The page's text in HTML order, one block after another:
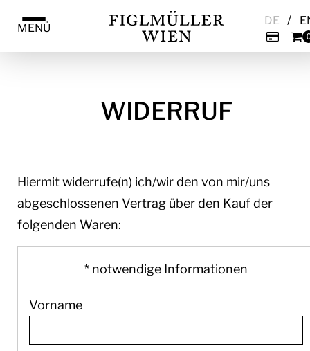
DE /
MENÜ
WIDERRUF
Hiermit widerrufe(n) ich/wir den von mir/uns
abgeschlossenen Vertrag über den Kauf der
folgenden Waren:
* notwendige Informationen
Vorname